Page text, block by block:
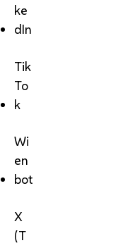
ke
dIn
Tik
To
k
Wi
en
bot
X
(T